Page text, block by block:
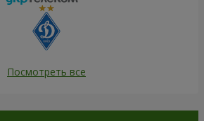
Посмотреть все